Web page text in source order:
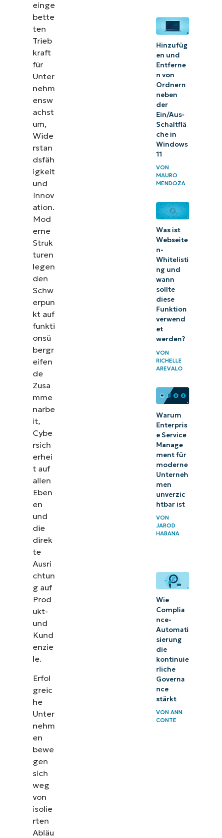
Spezialisierte
Rollen für die
nächsten
Skalieren
Sie Ihre IT-
Wachstum
und der
Entwicklung
Abteilung
gerecht zu
Messung der
Effektivität
der IT-
Transformieren
Sie Ihre IT-
Umgebung
einge
bette
ten
Trieb
kraft
für
Unter
nehm
ensw
achst
um,
Wide
rstan
dsfäh
igkeit
und
Innov
ation.
Mod
erne
Struk
turen
legen
den
Schw
erpun
kt auf
funkti
onsü
bergr
eifen
de
Zusa
mme
narbe
it,
Cybe
rsich
erhei
t auf
allen
Eben
en
und
die
direk
te
Ausri
chtun
g auf
Prod
ukt-
und
Kund
enzie
le.
Erfol
greic
he
Unter
nehm
en
bewe
gen
sich
weg
von
isolie
rten
Abläu
Hinzufüg
en und
Entferne
n von
Ordnern
neben
der
Ein/Aus-
Schaltflä
che in
Windows
11
VON
MAURO
MENDOZA
Was ist
Webseite
n-
Whitelisti
ng und
wann
sollte
diese
Funktion
verwend
et
werden?
VON
RICHELLE
AREVALO
Warum
Enterpris
e Service
Manage
ment für
moderne
Unterneh
men
unverzic
htbar ist
VON
JAROD
HABANA
Wie
Complia
nce-
Automati
sierung
die
kontinuie
rliche
Governa
nce
stärkt
VON ANN
CONTE